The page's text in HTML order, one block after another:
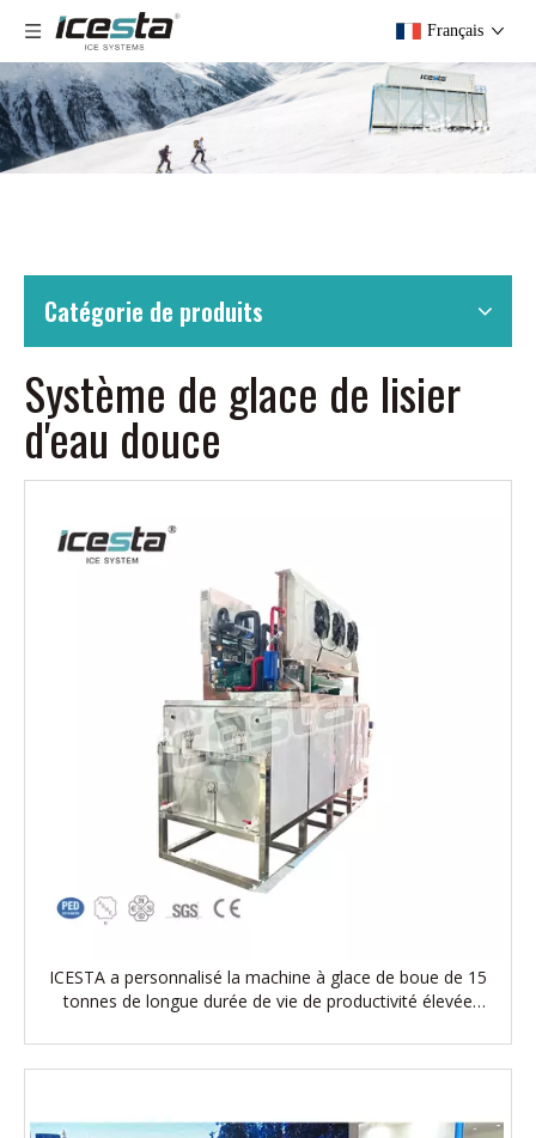
Français
Catégorie de produits
Système de glace de lisier
d'eau douce
ICESTA a personnalisé la machine à glace de boue de 15
tonnes de longue durée de vie de productivité élevée